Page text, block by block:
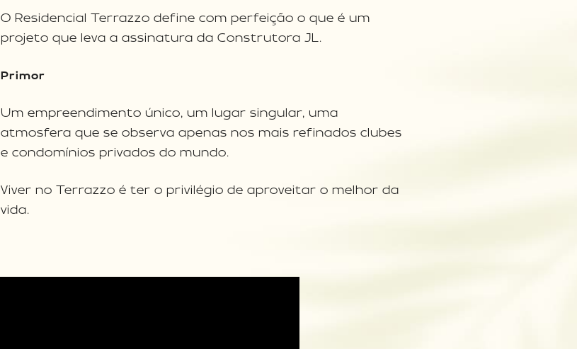
O Residencial Terrazzo define com perfeição o que é um
projeto que leva a assinatura da Construtora JL.
Primor
Um empreendimento único, um lugar singular, uma
atmosfera que se observa apenas nos mais refinados clubes
e condomínios privados do mundo.
Viver no Terrazzo é ter o privilégio de aproveitar o melhor da
vida.